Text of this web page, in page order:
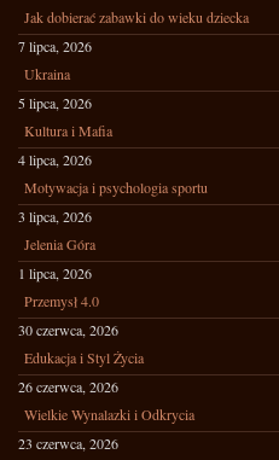
Jak dobierać zabawki do wieku dziecka
7 lipca, 2026
Ukraina
5 lipca, 2026
Kultura i Mafia
4 lipca, 2026
Motywacja i psychologia sportu
3 lipca, 2026
Jelenia Góra
1 lipca, 2026
Przemysł 4.0
30 czerwca, 2026
Edukacja i Styl Życia
26 czerwca, 2026
Wielkie Wynalazki i Odkrycia
23 czerwca, 2026